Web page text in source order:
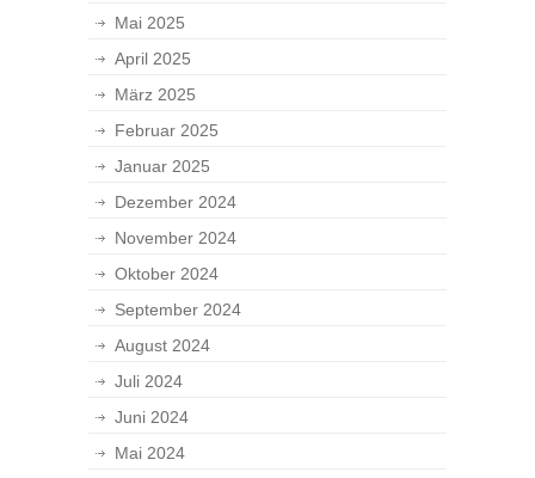
Mai 2025
April 2025
März 2025
Februar 2025
Januar 2025
Dezember 2024
November 2024
Oktober 2024
September 2024
August 2024
Juli 2024
Juni 2024
Mai 2024